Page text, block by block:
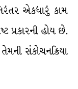
એકધારું કામ
પ્રકારની હોય છે.
સંકોચનક્રિયા